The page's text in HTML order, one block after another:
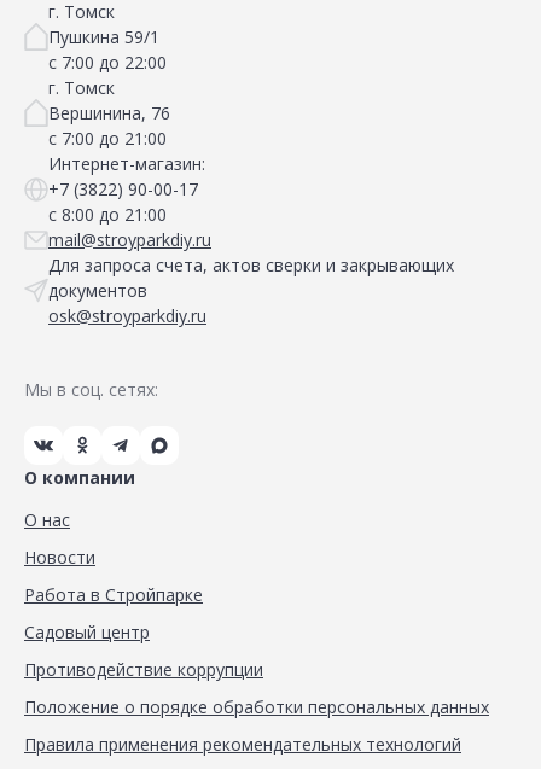
г. Томск
Пушкина 59/1
с 7:00 до 22:00
г. Томск
Вершинина, 76
с 7:00 до 21:00
Интернет-магазин:
+7 (3822) 90-00-17
с 8:00 до 21:00
mail@stroyparkdiy.ru
Для запроса счета, актов сверки и закрывающих
документов
osk@stroyparkdiy.ru
Мы в соц. сетях:
О компании
О нас
Новости
Работа в Стройпарке
Садовый центр
Противодействие коррупции
Положение о порядке обработки персональных данных
Правила применения рекомендательных технологий